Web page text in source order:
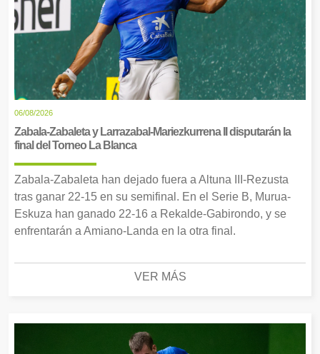
06/08/2026
Zabala-Zabaleta y Larrazabal-Mariezkurrena II disputarán la
final del Torneo La Blanca
Zabala-Zabaleta han dejado fuera a Altuna III-Rezusta
tras ganar 22-15 en su semifinal. En el Serie B, Murua-
Eskuza han ganado 22-16 a Rekalde-Gabirondo, y se
enfrentarán a Amiano-Landa en la otra final.
VER MÁS